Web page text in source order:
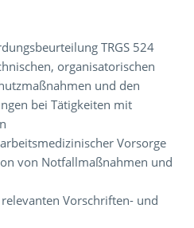
TRGS 524
organisatorischen
und den
bei Tätigkeiten mit
Vorsorge
von Notfallmaßnahmen und
Vorschriften- und